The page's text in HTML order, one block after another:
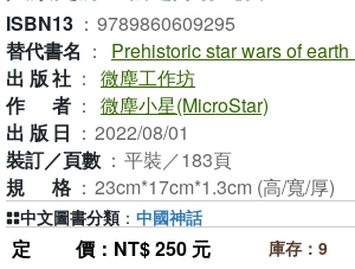
ISBN13 ： 9789860609295
替代書名 ：
Prehistoric star wars of
出版社 ： 微塵工作坊
作者 ： 微塵小星(MicroStar)
出版日 ： 2022/08/01
裝訂／頁數 ： 平裝／183頁
規格 ： 23cm*17cm*1.3cm (高/寬/厚)
定價 ：NT$ 250 元
庫存：9
中文圖書分類 ： 中國神話